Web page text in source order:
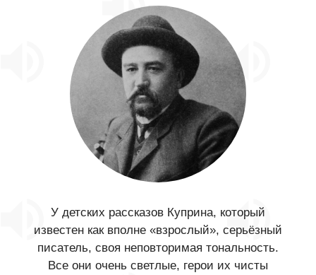
У детских рассказов Куприна, который
известен как вполне «взрослый», серьёзный
писатель, своя неповторимая тональность.
Все они очень светлые, герои их чисты